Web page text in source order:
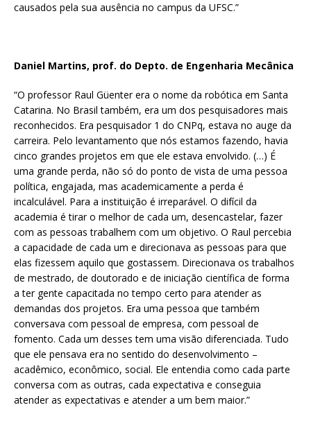
causados pela sua ausência no campus da UFSC.”
Daniel Martins, prof. do Depto. de Engenharia Mecânica
“O professor Raul Güenter era o nome da robótica em Santa
Catarina. No Brasil também, era um dos pesquisadores mais
reconhecidos. Era pesquisador 1 do CNPq, estava no auge da
carreira. Pelo levantamento que nós estamos fazendo, havia
cinco grandes projetos em que ele estava envolvido. (…) É
uma grande perda, não só do ponto de vista de uma pessoa
política, engajada, mas academicamente a perda é
incalculável. Para a instituição é irreparável. O difícil da
academia é tirar o melhor de cada um, desencastelar, fazer
com as pessoas trabalhem com um objetivo. O Raul percebia
a capacidade de cada um e direcionava as pessoas para que
elas fizessem aquilo que gostassem. Direcionava os trabalhos
de mestrado, de doutorado e de iniciação científica de forma
a ter gente capacitada no tempo certo para atender as
demandas dos projetos. Era uma pessoa que também
conversava com pessoal de empresa, com pessoal de
fomento. Cada um desses tem uma visão diferenciada. Tudo
que ele pensava era no sentido do desenvolvimento –
acadêmico, econômico, social. Ele entendia como cada parte
conversa com as outras, cada expectativa e conseguia
atender as expectativas e atender a um bem maior.”